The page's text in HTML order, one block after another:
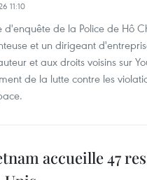
11:10
d'enquête de la Police de Hô
et un dirigeant
et aux droits voisins sur
de la lutte contre les
accueille 47